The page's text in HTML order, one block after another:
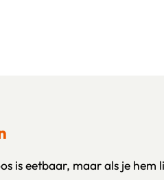
is eetbaar, maar als je